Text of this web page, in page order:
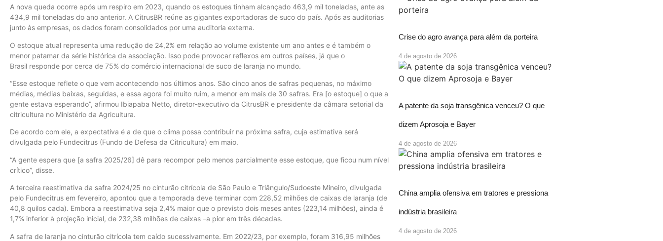
A nova queda ocorre após um respiro em 2023, quando os estoques tinham alcançado 463,9 mil toneladas, ante as
434,9 mil toneladas do ano anterior. A CitrusBR reúne as gigantes exportadoras de suco do país. Após as auditorias
junto às empresas, os dados foram consolidados por uma auditoria externa.
O estoque atual representa uma redução de 24,2% em relação ao volume existente um ano antes e é também o
menor patamar da série histórica da associação. Isso pode provocar reflexos em outros países, já que o
Brasil responde por cerca de 75% do comércio internacional de suco de laranja no mundo.
“Esse estoque reflete o que vem acontecendo nos últimos anos. São cinco anos de safras pequenas, no máximo
médias, médias baixas, seguidas, e essa agora foi muito ruim, a menor em mais de 30 safras. Era [o estoque] o que a
gente estava esperando”, afirmou Ibiapaba Netto, diretor-executivo da CitrusBR e presidente da câmara setorial da
citricultura no Ministério da Agricultura.
De acordo com ele, a expectativa é a de que o clima possa contribuir na próxima safra, cuja estimativa será
divulgada pelo Fundecitrus (Fundo de Defesa da Citricultura) em maio.
“A gente espera que [a safra 2025/26] dê para recompor pelo menos parcialmente esse estoque, que ficou num nível
crítico”, disse.
A terceira reestimativa da safra 2024/25 no cinturão citrícola de São Paulo e Triângulo/Sudoeste Mineiro, divulgada
pelo Fundecitrus em fevereiro, apontou que a temporada deve terminar com 228,52 milhões de caixas de laranja (de
40,8 quilos cada). Embora a reestimativa seja 2,4% maior que o previsto dois meses antes (223,14 milhões), ainda é
1,7% inferior à projeção inicial, de 232,38 milhões de caixas –a pior em três décadas.
A safra de laranja no cinturão citrícola tem caído sucessivamente. Em 2022/23, por exemplo, foram 316,95 milhões
Crise do agro avança para além da porteira
4 de agosto de 2026
A patente da soja transgênica venceu? O que
dizem Aprosoja e Bayer
4 de agosto de 2026
China amplia ofensiva em tratores e pressiona
indústria brasileira
4 de agosto de 2026